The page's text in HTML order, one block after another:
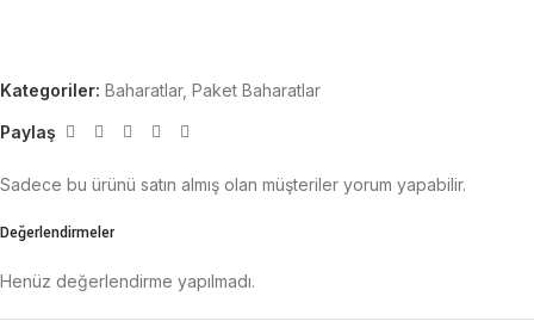
Kategoriler: Baharatlar, Paket Baharatlar
Paylaş
Değerlendirmeler
Henüz değerlendirme yapılmadı.
Sadece bu ürünü satın almış olan müşteriler yorum yapabilir.